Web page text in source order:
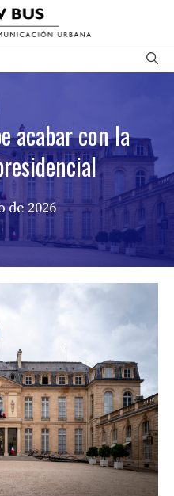
acabar con la
de 2026